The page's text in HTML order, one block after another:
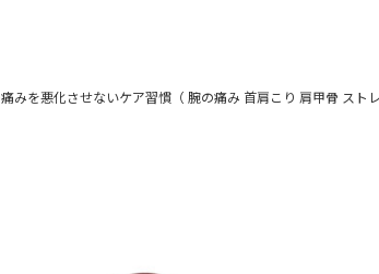
新
みを悪化させないケア習慣（ 腕の痛み 首肩こり 肩甲骨 ストレ